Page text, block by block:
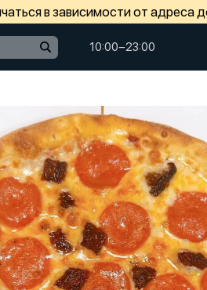
в зависимости от адреса
10:00−23:00